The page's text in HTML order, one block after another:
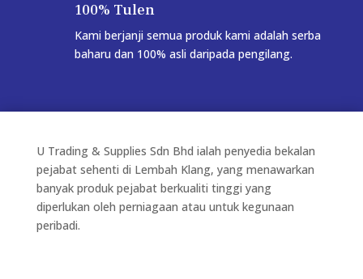
100% Tulen
Kami berjanji semua produk kami adalah serba
baharu dan 100% asli daripada pengilang.
U Trading & Supplies Sdn Bhd ialah penyedia bekalan
pejabat sehenti di Lembah Klang, yang menawarkan
banyak produk pejabat berkualiti tinggi yang
diperlukan oleh perniagaan atau untuk kegunaan
peribadi.